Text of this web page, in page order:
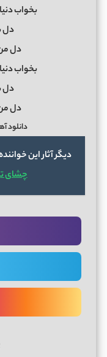
بخواب
دل
دل من
بخواب
دل
دل من
دانلود
دیگر آثار این
چشای